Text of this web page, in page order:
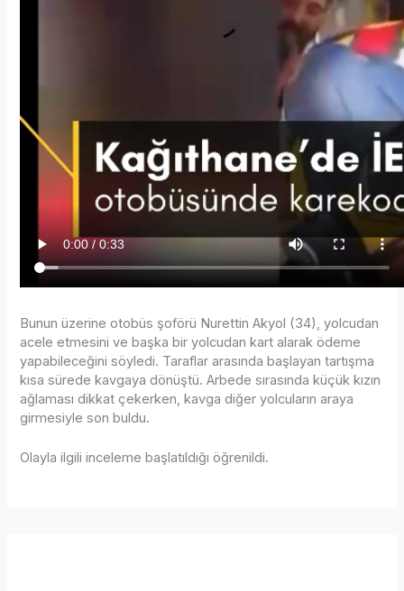
Bunun üzerine otobüs şoförü Nurettin Akyol (34), yolcudan
acele etmesini ve başka bir yolcudan kart alarak ödeme
yapabileceğini söyledi. Taraflar arasında başlayan tartışma
kısa sürede kavgaya dönüştü. Arbede sırasında küçük kızın
ağlaması dikkat çekerken, kavga diğer yolcuların araya
girmesiyle son buldu.
Olayla ilgili inceleme başlatıldığı öğrenildi.